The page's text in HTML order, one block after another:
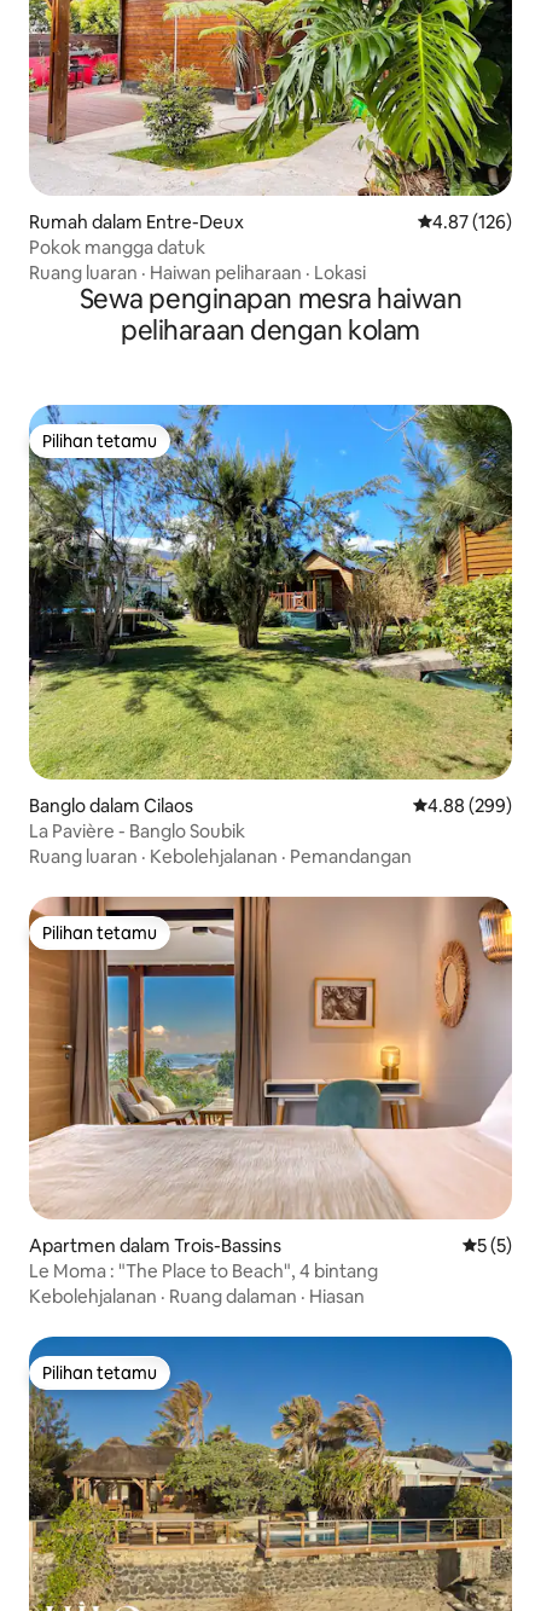
Rumah dalam Entre-Deux Penarafan
4.87 (126)
Pokok mangga datuk
Ruang luaran · Haiwan peliharaan · Lokasi
Sewa penginapan mesra haiwan
peliharaan dengan kolam
Pilihan tetamu
Pilihan tetamu
Banglo dalam Cilaos Penarafan
4.88 (299)
La Pavière - Banglo Soubik
Ruang luaran · Kebolehjalanan · Pemandangan
Pilihan tetamu
Pilihan tetamu
Apartmen dalam Trois-Bassins
5 (5)
Le Moma : "The Place to Beach", 4 bintang
Kebolehjalanan · Ruang dalaman · Hiasan
Pilihan tetamu
Pilihan tetamu